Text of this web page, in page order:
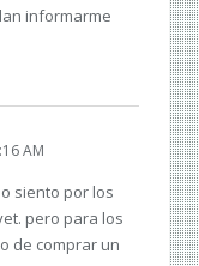
informarme
AM
siento por los
pero para los
de comprar un